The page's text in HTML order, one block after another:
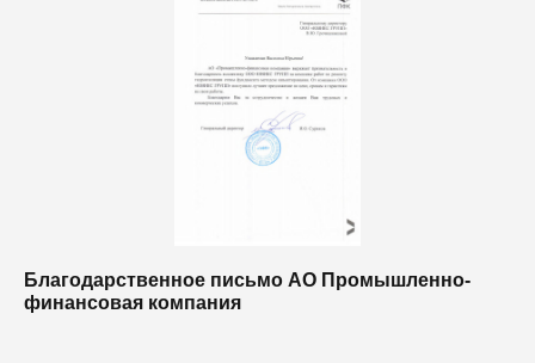
Благодарственное письмо АО Промышленно-
финансовая компания